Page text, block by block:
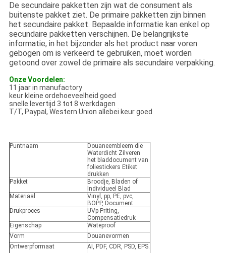
De secundaire pakketten zijn wat de consument als
buitenste pakket ziet. De primaire pakketten zijn binnen
het secundaire pakket. Bepaalde informatie kan enkel op
secundaire pakketten verschijnen. De belangrijkste
informatie, in het bijzonder als het product naar voren
gebogen om is verkeerd te gebruiken, moet worden
getoond over zowel de primaire als secundaire verpakking.
Onze Voordelen:
11 jaar in manufactory
keur kleine ordehoeveelheid goed
snelle levertijd 3 tot 8 werkdagen
T/T, Paypal, Western Union allebei keur goed
Puntnaam
Douaneembleem die
Waterdicht Zilveren
het bladdocument van
foliestickers Etiket
drukken
Pakket
Broodje, Bladen of
Individueel Blad
Materiaal
Vinyl, pp, PE, pvc,
BOPP, Document
Drukproces
UVp Priting,
Compensatiedruk
Eigenschap
Wateproof
Vorm
Douanevormen
Ontwerpformaat
AI, PDF, CDR, PSD, EPS.